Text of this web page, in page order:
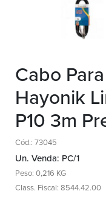
Cabo
Hayonik
P10 3m
Cód.: 73045
Un. Venda: PC/1
Peso: 0,216 KG
Class. Fiscal: 8544.42.00